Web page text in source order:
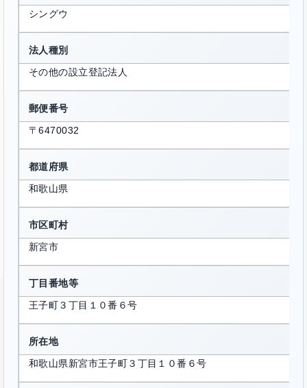
シングウ
法人種別
その他の設立登記法人
郵便番号
〒6470032
都道府県
和歌山県
市区町村
新宮市
丁目番地等
王子町３丁目１０番６号
所在地
和歌山県新宮市王子町３丁目１０番６号